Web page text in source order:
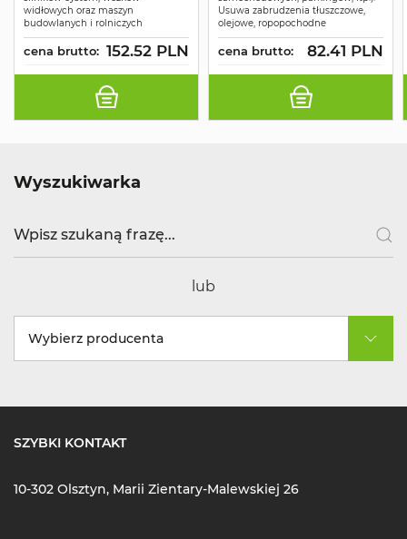
widłowych oraz maszyn
budowlanych i rolniczych
cena brutto: 152.52 PLN
Usuwa zabrudzenia tłuszczowe,
olejowe, ropopochodne
cena brutto: 82.41 PLN
Wyszukiwarka
lub
Wybierz producenta
SZYBKI KONTAKT
10-302 Olsztyn, Marii Zientary-Malewskiej 26